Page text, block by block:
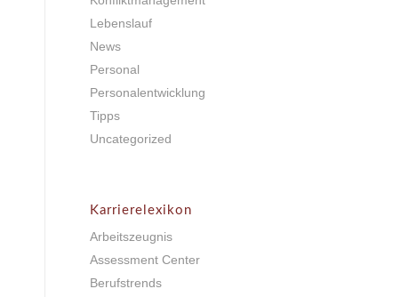
Lebenslauf
News
Personal
Personalentwicklung
Tipps
Uncategorized
Karrierelexikon
Arbeitszeugnis
Assessment Center
Berufstrends